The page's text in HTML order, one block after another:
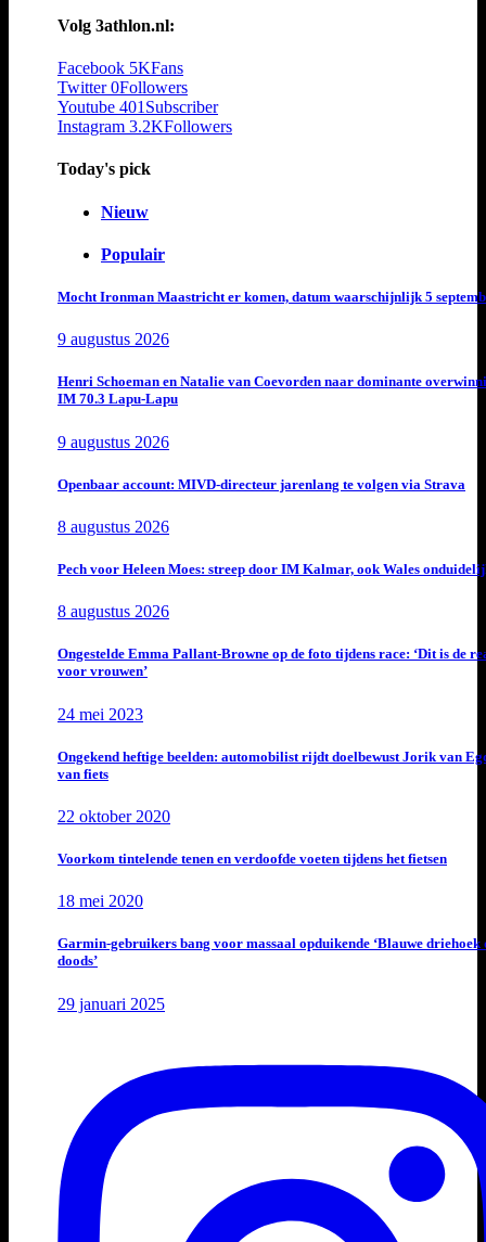
Volg 3athlon.nl:
Facebook 5KFans
Twitter 0Followers
Youtube 401 Subscriber
Instagram 3.2KFollowers
Today's pick
Nieuw
Populair
Mocht Ironman Maastricht er komen, datum waarschijnlijk 5
9 augustus 2026
Henri Schoeman en Natalie van Coevorden naar dominante
IM 70.3 Lapu-Lapu
9 augustus 2026
Openbaar account: MIVD-directeur jarenlang te volgen via Strava
8 augustus 2026
Pech voor Heleen Moes: streep door IM Kalmar, ook Wales
8 augustus 2026
Ongestelde Emma Pallant-Browne op de foto tijdens race: ‘Dit is de
voor vrouwen’
24 mei 2023
Ongekend heftige beelden: automobilist rijdt doelbewust Jorik van
van fiets
22 oktober 2020
Voorkom tintelende tenen en verdoofde voeten tijdens het fietsen
18 mei 2020
Garmin-gebruikers bang voor massaal opduikende ‘Blauwe driehoek
doods’
29 januari 2025